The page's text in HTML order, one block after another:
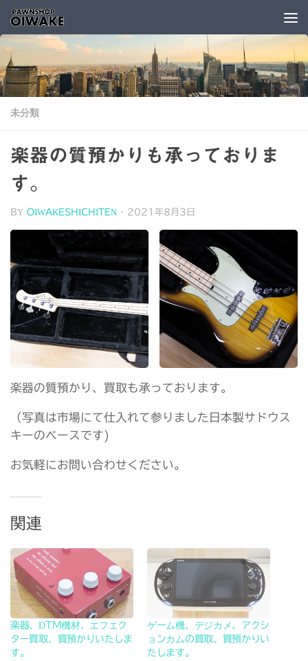
コンテンツへスキップ
未分類
楽器の質預かりも承っておりま
す。
BY OIWAKESHICHITEN · 2021年8月3日
楽器の質預かり、買取も承っております。
（写真は市場にて仕入れて参りました日本製サドウス
キーのベースです)
お気軽にお問い合わせください。
関連
楽器、DTM機材、エフェク
ター買取、質預かりいたしま
す。
ゲーム機、デジカメ、アクシ
ョンカムの買取、質預かりい
たします。